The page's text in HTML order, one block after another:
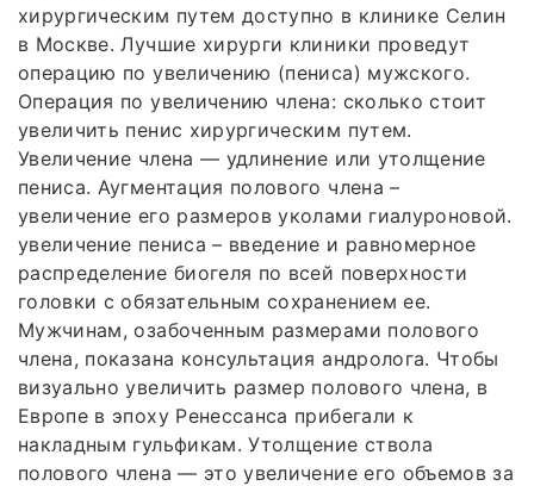
хирургическим путем доступно в клинике Селин
в Москве. Лучшие хирурги клиники проведут
операцию по увеличению (пениса) мужского.
Операция по увеличению члена: сколько стоит
увеличить пенис хирургическим путем.
Увеличение члена — удлинение или утолщение
пениса. Аугментация полового члена –
увеличение его размеров уколами гиалуроновой.
увеличение пениса – введение и равномерное
распределение биогеля по всей поверхности
головки с обязательным сохранением ее.
Мужчинам, озабоченным размерами полового
члена, показана консультация андролога. Чтобы
визуально увеличить размер полового члена, в
Европе в эпоху Ренессанса прибегали к
накладным гульфикам. Утолщение ствола
полового члена — это увеличение его объемов за